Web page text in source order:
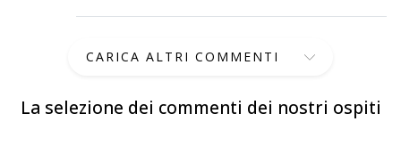
La selezione dei commenti dei nostri ospiti
CARICA ALTRI COMMENTI